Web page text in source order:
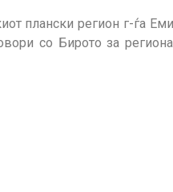
плански регион г-ѓа
со Бирото за